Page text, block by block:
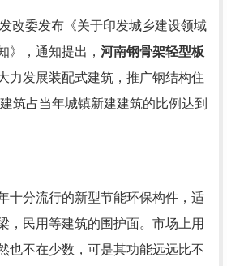
改委发布《关于印发城乡建设领域
》，通知提出， 河南钢骨架轻型板
力发展装配式建筑，推广钢结构住
筑占当年城镇新建建筑的比例达到
十分流行的新型节能环保构件，适
，民用等建筑的围护面。市场上用
也不在少数，可是其功能远远比不